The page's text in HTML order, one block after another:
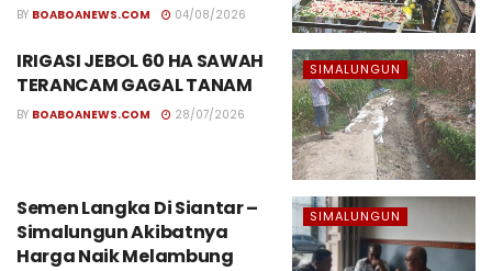
BY BOABOANEWS.COM 04/08/2026
SIMALUNGUN
IRIGASI JEBOL 60 HA SAWAH
TERANCAM GAGAL TANAM
BY BOABOANEWS.COM 28/07/2026
SIMALUNGUN
Semen Langka Di Siantar –
Simalungun Akibatnya
Harga Naik Melambung